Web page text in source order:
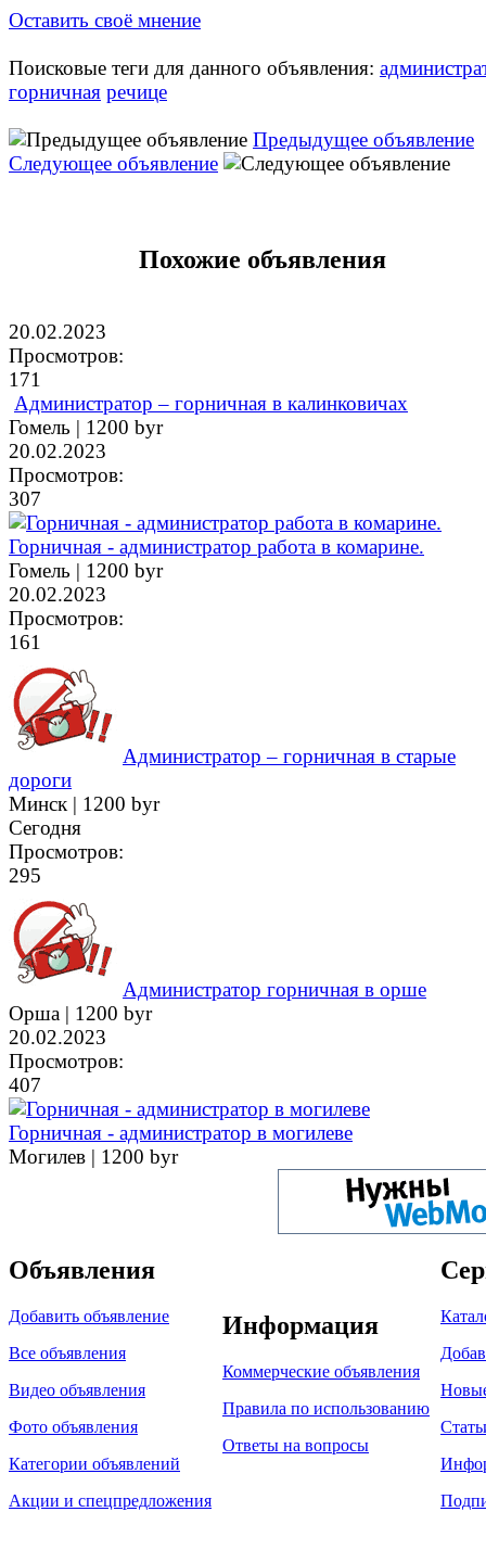
Оставить своё мнение
Поисковые теги для данного объявления:
горничная речице
Предыдущее объявление
Следующее объявление
Похожие объявления
20.02.2023
Просмотров:
171
Администратор – горничная в калинковичах
Гомель | 1200 byr
20.02.2023
Просмотров:
307
Горничная - администратор работа в комарине.
Гомель | 1200 byr
20.02.2023
Просмотров:
161
Администратор – горничная в старые
дороги
Минск | 1200 byr
Сегодня
Просмотров:
295
Администратор горничная в орше
Орша | 1200 byr
20.02.2023
Просмотров:
407
Горничная - администратор в могилеве
Могилев | 1200 byr
Объявления
Добавить объявление
Все объявления
Видео объявления
Фото объявления
Категории объявлений
Акции и спецпредложения
Информация
Коммерческие объявления
Правила по использованию
Ответы на вопросы